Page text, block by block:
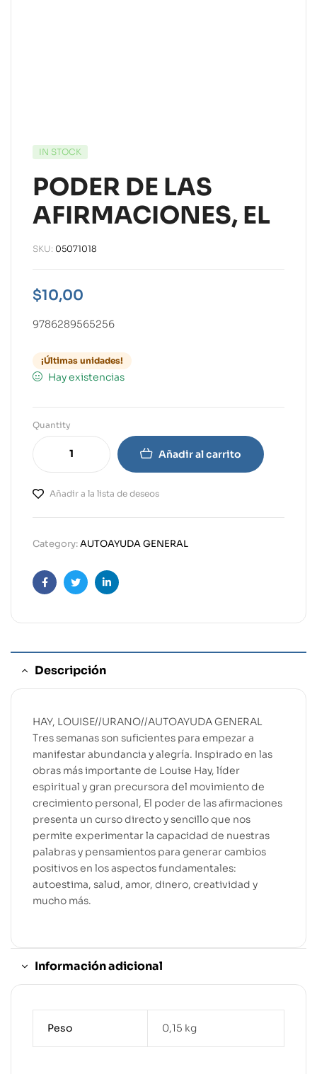
IN STOCK
PODER DE LAS
AFIRMACIONES, EL
SKU: 05071018
$10,00
9786289565256
¡Últimas unidades!
Hay existencias
Quantity
Añadir al carrito
Añadir a la lista de deseos
Category:AUTOAYUDA GENERAL
FacebookTwitterLinkedin
Descripción
HAY, LOUISE//URANO//AUTOAYUDA GENERAL
Tres semanas son suficientes para empezar a
manifestar abundancia y alegría. Inspirado en las
obras más importante de Louise Hay, líder
espiritual y gran precursora del movimiento de
crecimiento personal, El poder de las afirmaciones
presenta un curso directo y sencillo que nos
permite experimentar la capacidad de nuestras
palabras y pensamientos para generar cambios
positivos en los aspectos fundamentales:
autoestima, salud, amor, dinero, creatividad y
mucho más.
Información adicional
Peso 0,15 kg